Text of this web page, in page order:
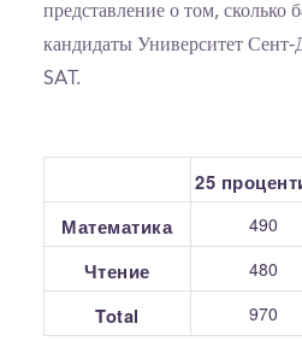
представление о том, сколько
кандидаты Университет Сент-
SAT.
25
Математика
490
Чтение 480
Total 970